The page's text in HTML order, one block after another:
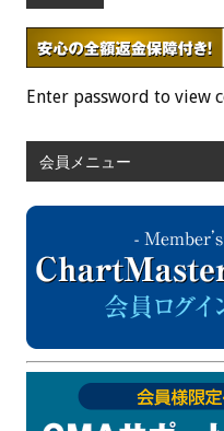
Enter password to view
会員メニュー